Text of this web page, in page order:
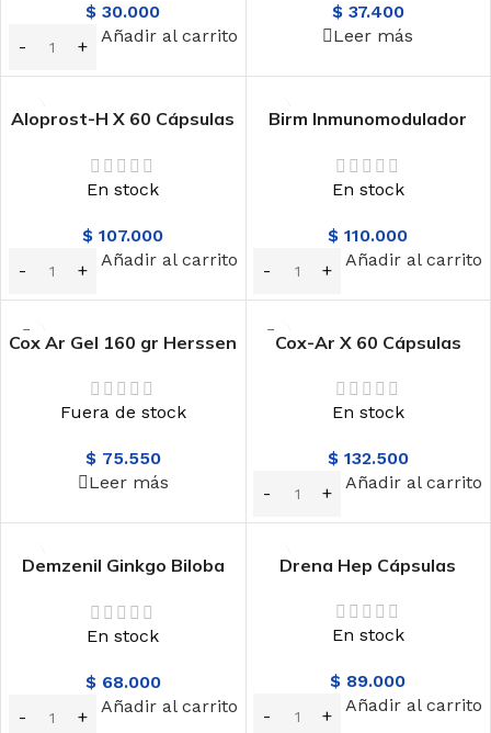
$ 30.000
Añadir al carrito
$37.400
Leer más
Aloprost-H X 60 Cápsulas
En stock
$ 107.000
Añadir al carrito
Birm Inmunomodulador
Colquímicos
En stock
$ 110.000
Añadir al carrito
Cox Ar Gel 160 gr Herssen
Fuera de stock
$75.550
Leer más
Cox-Ar X 60 Cápsulas
En stock
$132.500
Añadir al carrito
Demzenil Ginkgo Biloba
En stock
$68.000
Añadir al carrito
Drena Hep Cápsulas
En stock
$ 89.000
Añadir al carrito